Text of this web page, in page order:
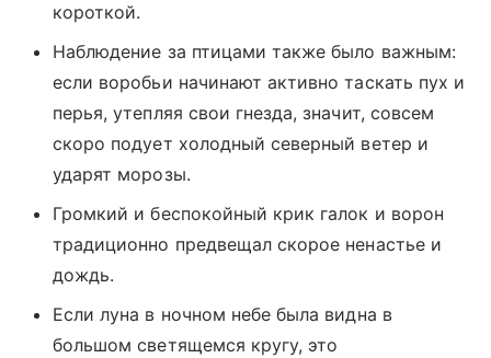
короткой.
Наблюдение за птицами также было важным:
если воробьи начинают активно таскать пух и
перья, утепляя свои гнезда, значит, совсем
скоро подует холодный северный ветер и
ударят морозы.
Громкий и беспокойный крик галок и ворон
традиционно предвещал скорое ненастье и
дождь.
Если луна в ночном небе была видна в
большом светящемся кругу, это